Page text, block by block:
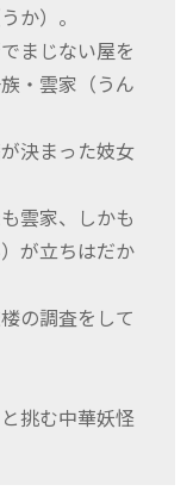
か）。
まじない屋を
・雲家（うん
決まった妓女
雲家、しかも
が立ちはだか
の調査をして
挑む中華妖怪